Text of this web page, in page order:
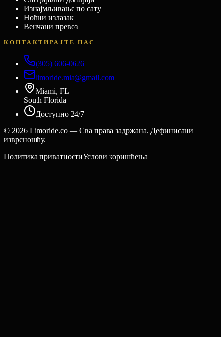
Изнајмљивање по сату
Ноћни излазак
Венчани превоз
КОНТАКТИРАЈТЕ НАС
(305) 606-0626
limoride.mia@gmail.com
Miami, FL
South Florida
Доступно 24/7
© 2026 Limoride.co — Сва права задржана. Дефинисани
изврсношћу.
Политика приватностиУслови коришћења